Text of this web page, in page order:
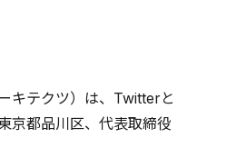
キテクツ）は、Twitterと
京都品川区、代表取締役